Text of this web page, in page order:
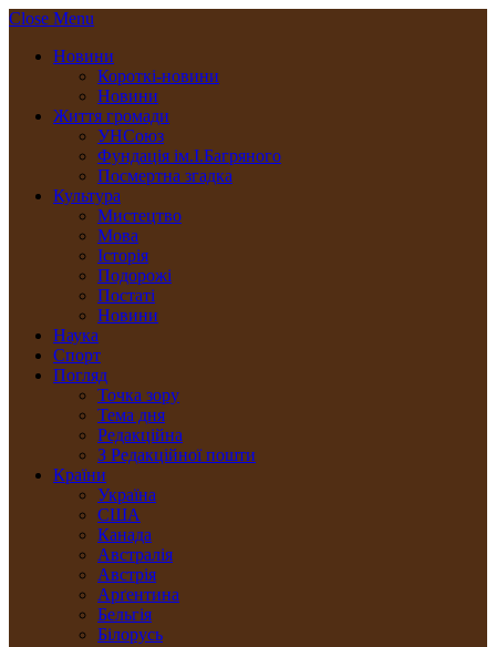
Close Menu
Новини
Короткі-новини
Новини
Життя громади
УНСоюз
Фундація ім.І.Багряного
Посмертна згадка
Культура
Мистецтво
Мова
Історія
Подорожі
Постаті
Новини
Наука
Спорт
Погляд
Точка зору
Тема дня
Редакційна
З Редакційної пошти
Країни
Україна
США
Канада
Австралія
Австрія
Арґентина
Бельгія
Білорусь